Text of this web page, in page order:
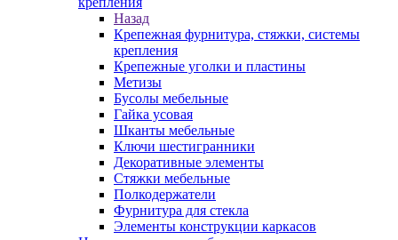
Назад
Крепежная фурнитура, стяжки, системы
крепления
Крепежные уголки и пластины
Метизы
Бусолы мебельные
Гайка усовая
Шканты мебельные
Ключи шестигранники
Декоративные элементы
Стяжки мебельные
Полкодержатели
Фурнитура для стекла
Элементы конструкции каркасов